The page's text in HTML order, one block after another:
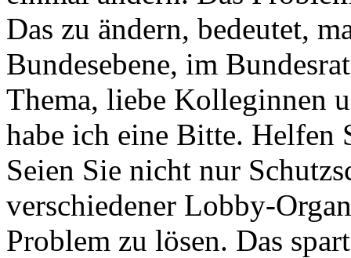
Das zu ändern, bedeutet,
Bundesebene, im
Thema, liebe Kolleginnen
habe ich eine Bitte. Helfen
Seien Sie nicht nur
verschiedener Lobby-
Problem zu lösen. Das